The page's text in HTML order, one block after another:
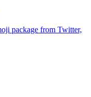
package from Twitter,